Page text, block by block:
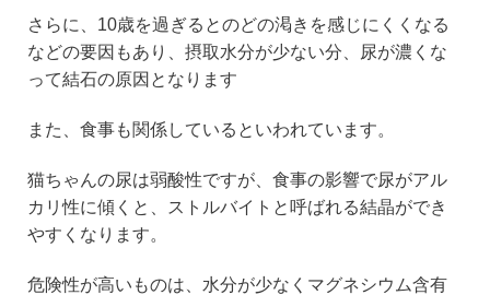
さらに、10歳を過ぎるとのどの渇きを感じにくくなる
などの要因もあり、摂取水分が少ない分、尿が濃くな
って結石の原因となります
また、食事も関係しているといわれています。
猫ちゃんの尿は弱酸性ですが、食事の影響で尿がアル
カリ性に傾くと、ストルバイトと呼ばれる結晶ができ
やすくなります。
危険性が高いものは、水分が少なくマグネシウム含有